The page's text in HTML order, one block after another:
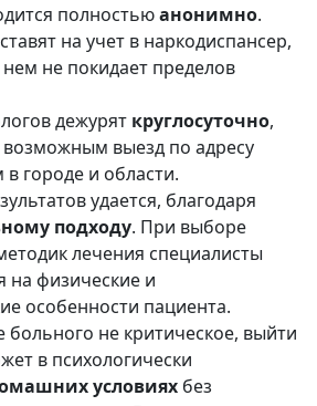
полностьюанонимно.
на учет в наркодиспансер,
не покидает пределов
дежурят круглосуточно,
возможным выезд по адресу
в городе и области.
удается, благодаря
подходу. При выборе
лечения специалисты
на физические и
особенности пациента.
больного не критическое, выйти
в психологически
условиях без